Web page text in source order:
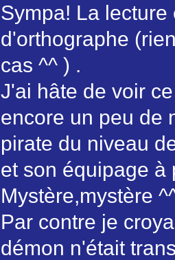
Sympa! La
d'orthographe
cas ^^ ) .
J'ai hâte de voir
encore un peu de
pirate du niveau
et son équipage à
Mystère,mystère
Par contre je
démon n'était